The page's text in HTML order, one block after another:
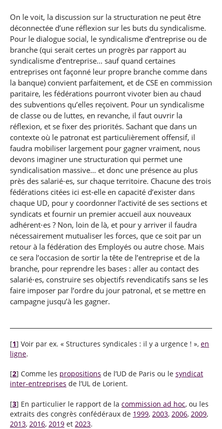
On le voit, la discussion sur la structuration ne peut être
déconnectée d’une réflexion sur les buts du syndicalisme.
Pour le dialogue social, le syndicalisme d’entreprise ou de
branche (qui serait certes un progrès par rapport au
syndicalisme d’entreprise… sauf quand certaines
entreprises ont façonné leur propre branche comme dans
la banque) convient parfaitement, et de CSE en commission
paritaire, les fédérations pourront vivoter bien au chaud
des subventions qu’elles reçoivent. Pour un syndicalisme
de classe ou de luttes, en revanche, il faut ouvrir la
réflexion, et se fixer des priorités. Sachant que dans un
contexte où le patronat est particulièrement offensif, il
faudra mobiliser largement pour gagner vraiment, nous
devons imaginer une structuration qui permet une
syndicalisation massive… et donc une présence au plus
près des salarié⋅es, sur chaque territoire. Chacune des trois
fédérations citées ici est-elle en capacité d’exister dans
chaque UD, pour y coordonner l’activité de ses sections et
syndicats et fournir un premier accueil aux nouveaux
adhérent⋅es ? Non, loin de là, et pour y arriver il faudra
nécessairement mutualiser les forces, que ce soit par un
retour à la fédération des Employés ou autre chose. Mais
ce sera l’occasion de sortir la tête de l’entreprise et de la
branche, pour reprendre les bases : aller au contact des
salarié⋅es, construire ses objectifs revendicatifs sans se les
faire imposer par l’ordre du jour patronal, et se mettre en
campagne jusqu’à les gagner.
[1] Voir par ex. « Structures syndicales : il y a urgence ! », en
ligne.
[2] Comme les propositions de l’UD de Paris ou le syndicat
inter-entreprises de l’UL de Lorient.
[3] En particulier le rapport de la commission ad hoc, ou les
extraits des congrès confédéraux de 1999, 2003, 2006, 2009,
2013, 2016, 2019 et 2023.